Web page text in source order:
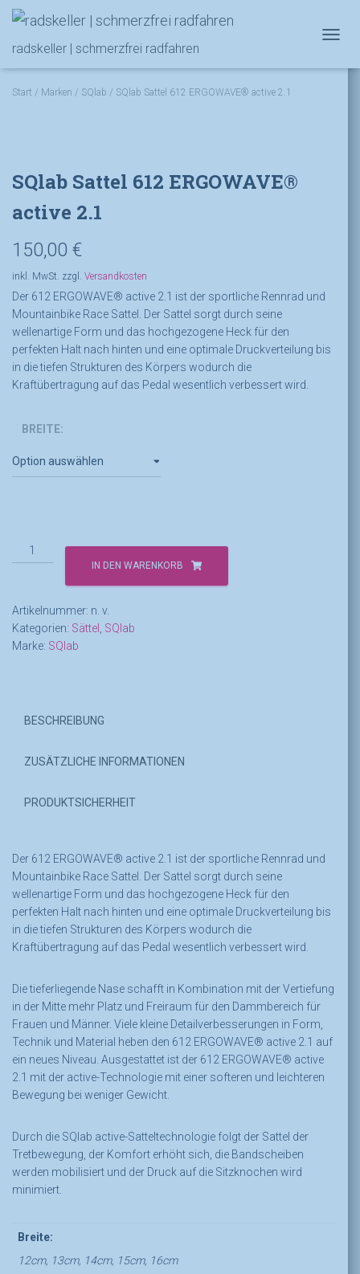
radskeller | schmerzfrei radfahren
Start / Marken / SQlab / SQlab Sattel 612 ERGOWAVE® active 2.1
SQlab Sattel 612 ERGOWAVE®
active 2.1
150,00 €
inkl. MwSt. zzgl. Versandkosten
Der 612 ERGOWAVE® active 2.1 ist der sportliche Rennrad und
Mountainbike Race Sattel. Der Sattel sorgt durch seine
wellenartige Form und das hochgezogene Heck für den
perfekten Halt nach hinten und eine optimale Druckverteilung bis
in die tiefen Strukturen des Körpers wodurch die
Kraftübertragung auf das Pedal wesentlich verbessert wird.
BREITE:
SQlab
Sattel
active
2.1
Menge
IN DEN WARENKORB
Artikelnummer: n. v.
Kategorien: Sättel
SQlab
Marke: SQlab
BESCHREIBUNG
ZUSÄTZLICHE INFORMATIONEN
PRODUKTSICHERHEIT
Der 612 ERGOWAVE® active 2.1 ist der sportliche Rennrad und
Mountainbike Race Sattel. Der Sattel sorgt durch seine
wellenartige Form und das hochgezogene Heck für den
perfekten Halt nach hinten und eine optimale Druckverteilung bis
in die tiefen Strukturen des Körpers wodurch die
Kraftübertragung auf das Pedal wesentlich verbessert wird.
Die tieferliegende Nase schafft in Kombination mit der Vertiefung
in der Mitte mehr Platz und Freiraum für den Dammbereich für
Frauen und Männer. Viele kleine Detailverbesserungen in Form,
Technik und Material heben den 612 ERGOWAVE® active 2.1 auf
ein neues Niveau. Ausgestattet ist der 612 ERGOWAVE® active
2.1 mit der active-Technologie mit einer softeren und leichteren
Bewegung bei weniger Gewicht.
Durch die SQlab active-Satteltechnologie folgt der Sattel der
Tretbewegung, der Komfort erhöht sich, die Bandscheiben
werden mobilisiert und der Druck auf die Sitzknochen wird
minimiert.
Breite:
12cm, 13cm, 14cm, 15cm, 16cm